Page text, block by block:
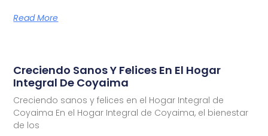
Read More
Creciendo Sanos Y Felices En El Hogar
Integral De Coyaima
Creciendo sanos y felices en el Hogar Integral de
Coyaima En el Hogar Integral de Coyaima, el bienestar
de los